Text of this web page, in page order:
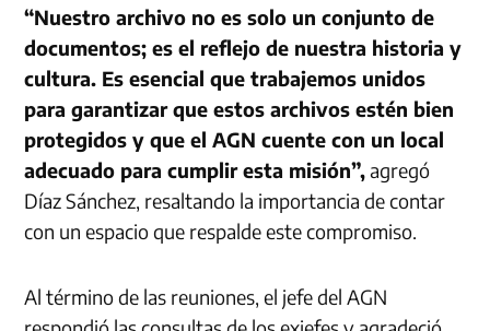
“Nuestro archivo no es solo un conjunto de
documentos; es el reflejo de nuestra historia y
cultura. Es esencial que trabajemos unidos
para garantizar que estos archivos estén bien
protegidos y que el AGN cuente con un local
adecuado para cumplir esta misión”,agregó
Díaz Sánchez, resaltando la importancia de contar
con un espacio que respalde este compromiso.
Al término de las reuniones, el jefe del AGN